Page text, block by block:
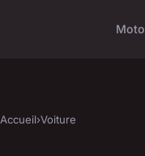
Moto
Accueil›Voiture